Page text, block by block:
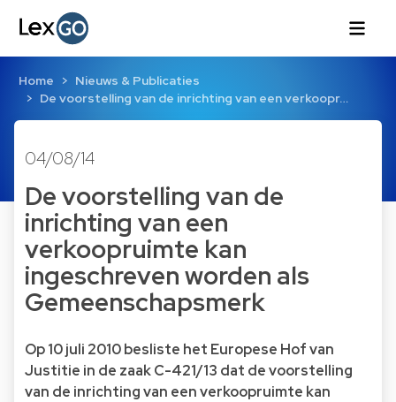
Home
Nieuws & Publicaties
De voorstelling van de inrichting van een verkoopr…
04/08/14
De voorstelling van de
inrichting van een
verkoopruimte kan
ingeschreven worden als
Gemeenschapsmerk
Op 10 juli 2010 besliste het Europese Hof van
Justitie in de zaak C-421/13 dat de voorstelling
van de inrichting van een verkoopruimte kan